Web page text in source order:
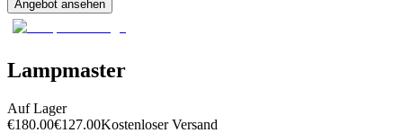
Angebot ansehen
Lampmaster
Auf Lager
€180.00€127.00Kostenloser Versand